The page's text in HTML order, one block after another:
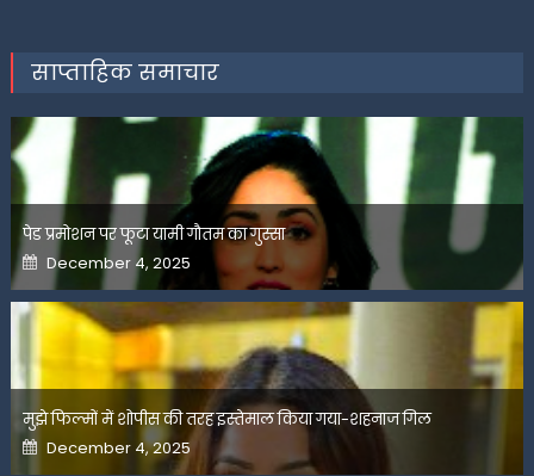
साप्ताहिक समाचार
पेड प्रमोशन पर फूटा यामी गौतम का गुस्सा
Posted
on
December 4, 2025
मुझे फिल्मों में शोपीस की तरह इस्तेमाल किया गया-शहनाज गिल
Posted
on
December 4, 2025